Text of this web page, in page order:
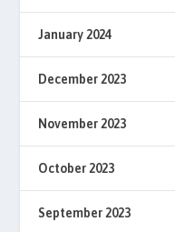
January 2024
December 2023
November 2023
October 2023
September 2023